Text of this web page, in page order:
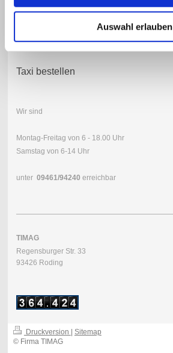
Auswahl erlauben
Taxi bestellen
Wir sind
Montag-Freitag von 6 - 18.00 Uhr
Samstag von 6-14 Uhr
unter 09461/94240 erreichbar
TIMAG
Regensburger Str. 33
93426 Roding
Druckversion
Sitemap
© Firma TIMAG